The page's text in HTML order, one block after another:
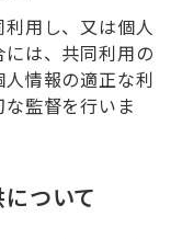
用し、又は個人
は、共同利用の
情報の適正な利
監督を行いま
ついて